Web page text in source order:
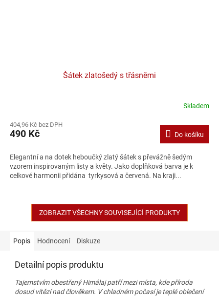
Šátek zlatošedý s třásněmi
Skladem
404,96 Kč bez DPH
490 Kč Do košíku
Elegantní a na dotek heboučký zlatý šátek s převážně šedým
vzorem inspirovaným listy a květy. Jako doplňková barva je k
celkové harmonii přidána tyrkysová a červená. Na kraji...
ZOBRAZIT VŠECHNY SOUVISEJÍCÍ PRODUKTY
Popis Hodnocení Diskuze
Detailní popis produktu
Tajemstvím obestřený Himálaj patří mezi místa, kde příroda
dosud vítězí nad člověkem. V chladném počasí je teplé oblečení